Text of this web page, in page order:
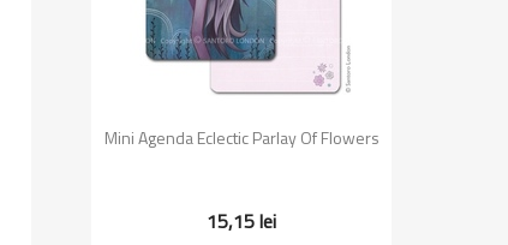
Vizualizare rapida
Mini Agenda Eclectic Parlay Of Flowers
15,15 lei